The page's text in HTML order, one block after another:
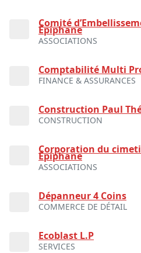
Comité
Épiphane
ASSOCIATIONS
Comptabilité Multi
FINANCE & ASSURANCES
Construction Paul
CONSTRUCTION
Corporation du
Épiphane
ASSOCIATIONS
Dépanneur 4 Coins
COMMERCE DE DÉTAIL
Ecoblast L.P
SERVICES